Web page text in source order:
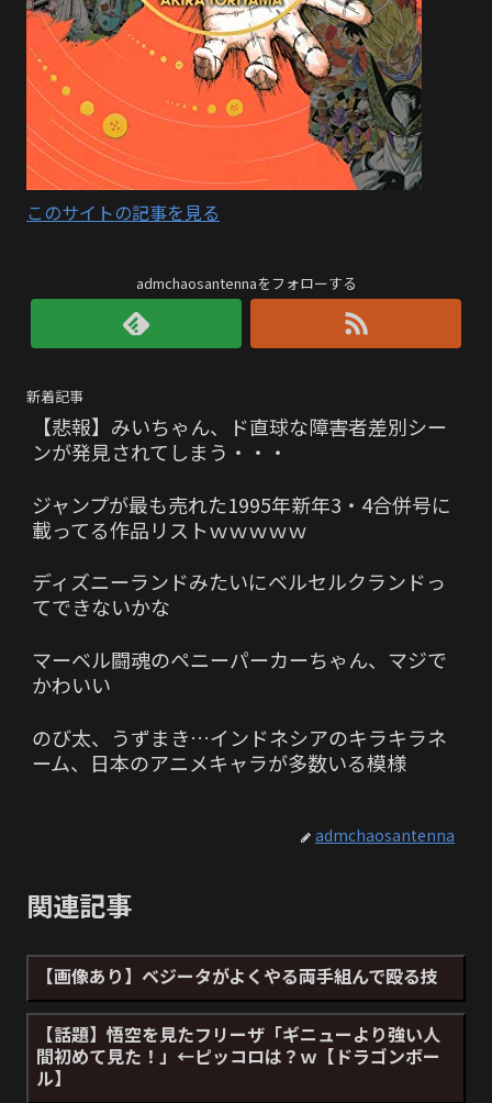
このサイトの記事を見る
admchaosantennaをフォローする
新着記事
【悲報】みいちゃん、ド直球な障害者差別シー
ンが発見されてしまう・・・
ジャンプが最も売れた1995年新年3・4合併号に
載ってる作品リストｗｗｗｗｗ
ディズニーランドみたいにベルセルクランドっ
てできないかな
マーベル闘魂のペニーパーカーちゃん、マジで
かわいい
のび太、うずまき…インドネシアのキラキラネ
ーム、日本のアニメキャラが多数いる模様
admchaosantenna
関連記事
【画像あり】ベジータがよくやる両手組んで殴る技
【話題】悟空を見たフリーザ「ギニューより強い人
間初めて見た！」←ピッコロは？ｗ【ドラゴンボー
ル】